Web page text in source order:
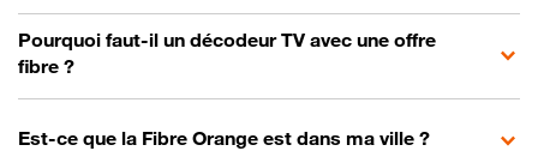
Pourquoi faut-il un décodeur TV avec une offre
fibre ?
Est-ce que la Fibre Orange est dans ma ville ?